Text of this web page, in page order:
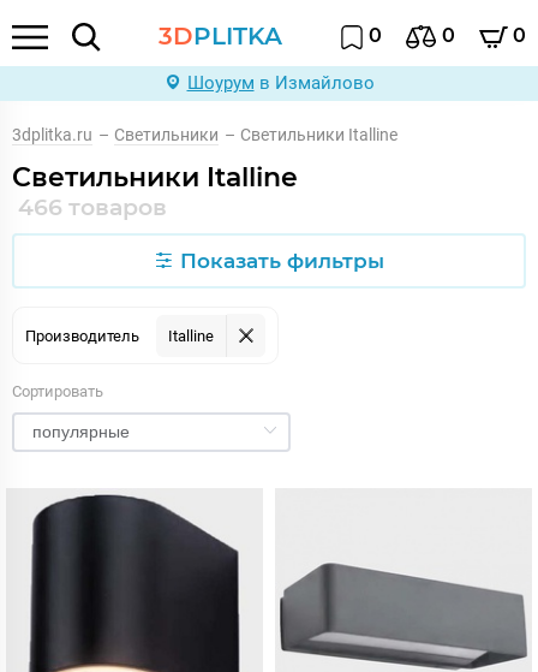
3DPLITKA 0 0 0
Шоурум в Измайлово
3dplitka.ru – Светильники – Светильники Italline
Светильники Italline
466 товаров
Показать фильтры
Производитель Italline
Сортировать